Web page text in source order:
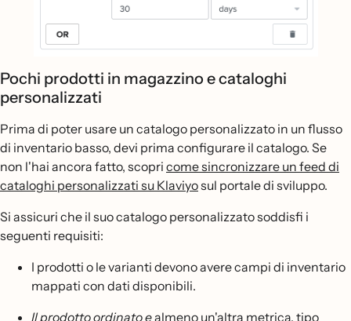
Pochi prodotti in magazzino e cataloghi
personalizzati
Prima di poter usare un catalogo personalizzato in un flusso
di inventario basso, devi prima configurare il catalogo. Se
non l'hai ancora fatto, scopri come sincronizzare un feed di
cataloghi personalizzati su Klaviyosul portale di sviluppo.
Si assicuri che il suo catalogo personalizzato soddisfi i
seguenti requisiti:
I prodotti o le varianti devono avere campi di inventario
mappati con dati disponibili.
Il prodotto ordinato ealmeno un'altra metrica, tipo